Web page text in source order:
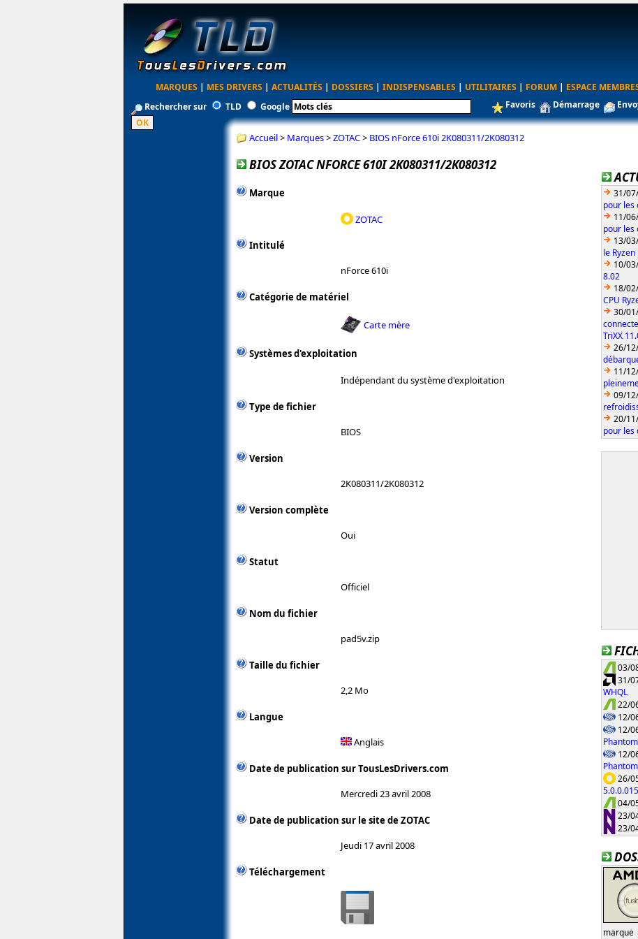
MARQUES | MES DRIVERS | ACTUALITÉS | DOSSIERS | INDISPENSABLES | UTILITAIRES | FORUM | ESPACE
Rechercher sur
TLD Google Favoris Démarrage
Accueil> Marques>ZOTAC> BIOS nForce 610i 2K080311/2K080312
BIOS ZOTAC NFORCE 610I 2K080311/2K080312
Marque
ZOTAC
Intitulé
nForce 610i
Catégorie de matériel
Carte mère
Systèmes d'exploitation
Indépendant du système d'exploitation
Type de fichier
BIOS
Version
2K080311/2K080312
Version complète
Oui
Statut
Officiel
Nom du fichier
pad5v.zip
Taille du fichier
2,2 Mo
Langue
Anglais
Date de publication sur TousLesDrivers.com
Mercredi 23 avril 2008
Date de publication sur le site de ZOTAC
Jeudi 17 avril 2008
Téléchargement
31/
pour les
11/
pour les
13/
le
10/
8.02
18/
CPU
30/
TriXX
26/
11/
09/
20/
pour les
03/
31/
WHQL
22/
12/
12/
12/
26/
04/
23/
23/